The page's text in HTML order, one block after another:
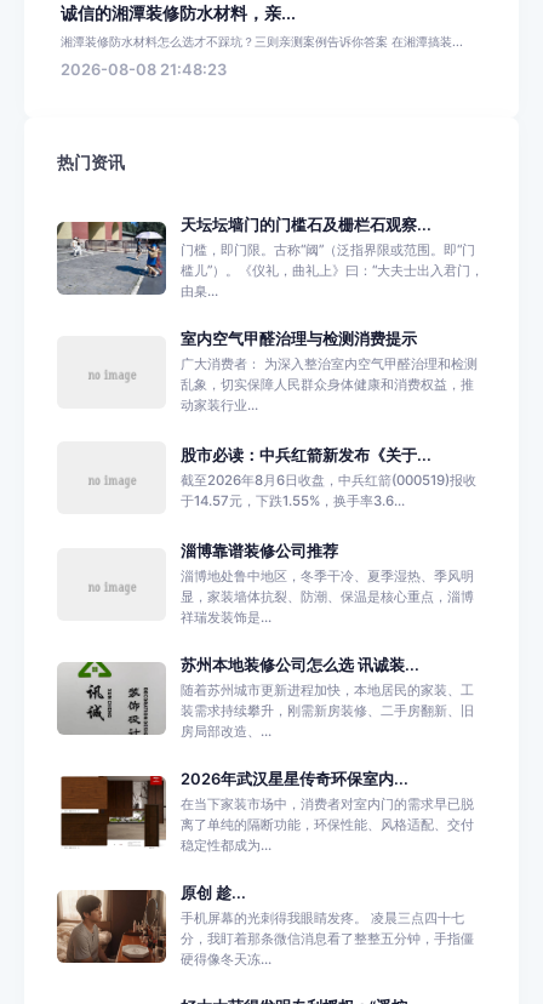
诚信的湘潭装修防水材料，亲...
湘潭装修防水材料怎么选才不踩坑？三则亲测案例告诉你答案 在湘潭搞装...
2026-08-08 21:48:23
热门资讯
天坛坛墙门的门槛石及栅栏石观察...
门槛，即门限。古称“阈”（泛指界限或范围。即“门
槛儿”）。《仪礼，曲礼上》曰：“大夫士出入君门，
由臬...
室内空气甲醛治理与检测消费提示
广大消费者： 为深入整治室内空气甲醛治理和检测
乱象，切实保障人民群众身体健康和消费权益，推
动家装行业...
股市必读：中兵红箭新发布《关于...
截至2026年8月6日收盘，中兵红箭(000519)报收
于14.57元，下跌1.55%，换手率3.6...
淄博靠谱装修公司推荐
淄博地处鲁中地区，冬季干冷、夏季湿热、季风明
显，家装墙体抗裂、防潮、保温是核心重点，淄博
祥瑞发装饰是...
苏州本地装修公司怎么选 讯诚装...
随着苏州城市更新进程加快，本地居民的家装、工
装需求持续攀升，刚需新房装修、二手房翻新、旧
房局部改造、...
2026年武汉星星传奇环保室内...
在当下家装市场中，消费者对室内门的需求早已脱
离了单纯的隔断功能，环保性能、风格适配、交付
稳定性都成为...
原创 趁...
手机屏幕的光刺得我眼睛发疼。 凌晨三点四十七
分，我盯着那条微信消息看了整整五分钟，手指僵
硬得像冬天冻...